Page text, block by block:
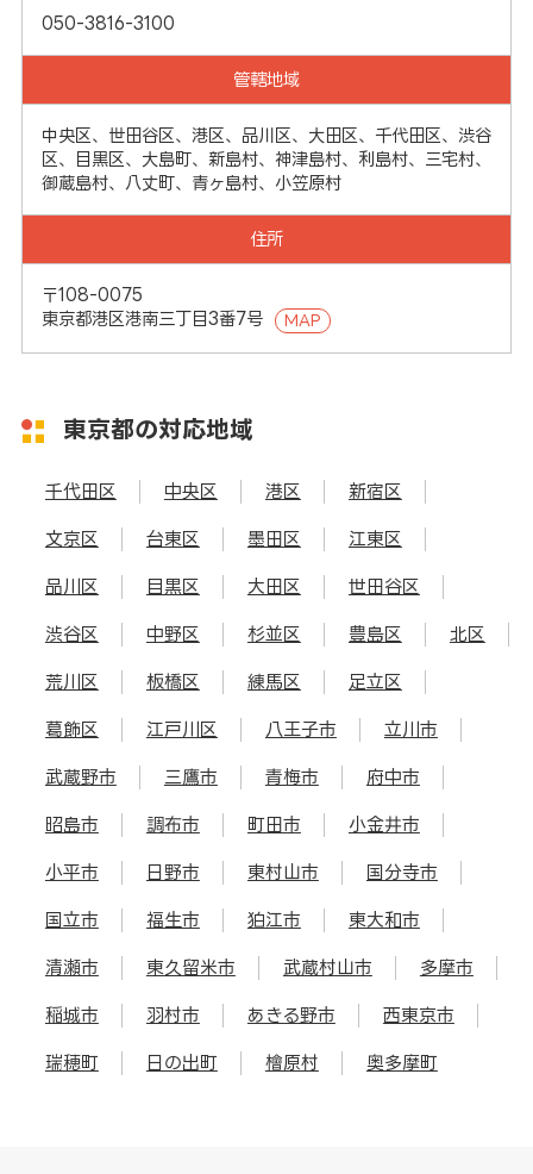
050-3816-3100
管轄地域
中央区、世田谷区、港区、品川区、大田区、千代田区、渋谷
区、目黒区、大島町、新島村、神津島村、利島村、三宅村、
御蔵島村、八丈町、青ヶ島村、小笠原村
住所
〒108-0075
東京都港区港南三丁目3番7号
MAP
東京都の対応地域
千代田区 中央区 港区 新宿区
文京区 台東区 墨田区 江東区
品川区 目黒区 大田区 世田谷区
渋谷区 中野区 杉並区 豊島区 北区
荒川区 板橋区 練馬区 足立区
葛飾区 江戸川区 八王子市 立川市
武蔵野市 三鷹市 青梅市 府中市
昭島市 調布市 町田市 小金井市
小平市 日野市 東村山市 国分寺市
国立市 福生市 狛江市 東大和市
清瀬市 東久留米市 武蔵村山市 多摩市
稲城市 羽村市 あきる野市 西東京市
瑞穂町 日の出町 檜原村 奥多摩町